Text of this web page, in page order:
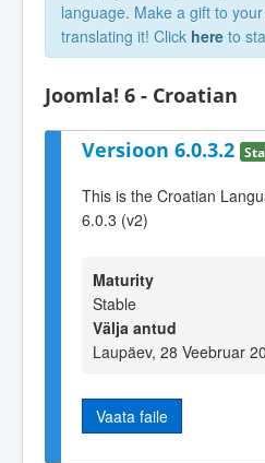
language. Make a gift to
translating it! Click here to
Joomla! 6 - Croatian
Versioon 6.0.3.2
This is the Croatian
6.0.3 (v2)
Maturity
Stable
Välja antud
Laupäev, 28 Veebruar
Vaata faile